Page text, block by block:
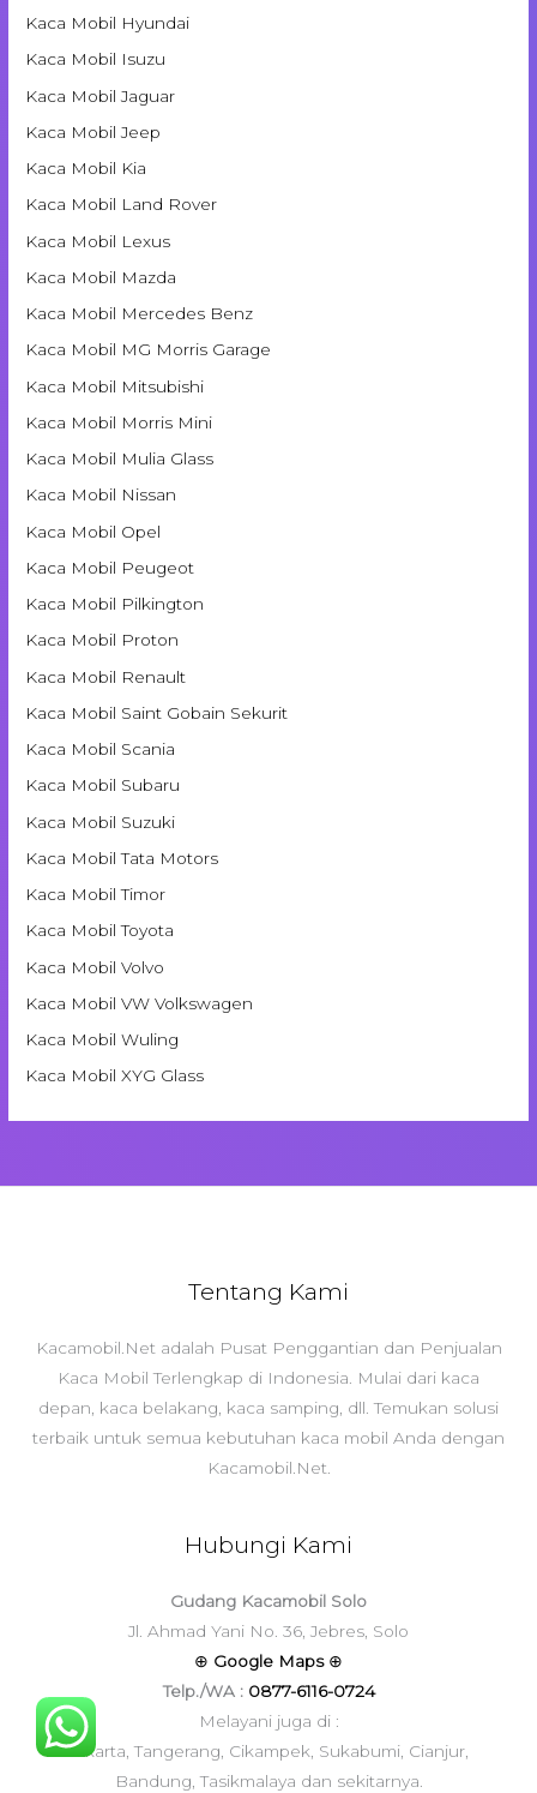
Kaca Mobil Hyundai
Kaca Mobil Isuzu
Kaca Mobil Jaguar
Kaca Mobil Jeep
Kaca Mobil Kia
Kaca Mobil Land Rover
Kaca Mobil Lexus
Kaca Mobil Mazda
Kaca Mobil Mercedes Benz
Kaca Mobil MG Morris Garage
Kaca Mobil Mitsubishi
Kaca Mobil Morris Mini
Kaca Mobil Mulia Glass
Kaca Mobil Nissan
Kaca Mobil Opel
Kaca Mobil Peugeot
Kaca Mobil Pilkington
Kaca Mobil Proton
Kaca Mobil Renault
Kaca Mobil Saint Gobain Sekurit
Kaca Mobil Scania
Kaca Mobil Subaru
Kaca Mobil Suzuki
Kaca Mobil Tata Motors
Kaca Mobil Timor
Kaca Mobil Toyota
Kaca Mobil Volvo
Kaca Mobil VW Volkswagen
Kaca Mobil Wuling
Kaca Mobil XYG Glass
Tentang Kami
Kacamobil.Net adalah Pusat Penggantian dan Penjualan
Kaca Mobil Terlengkap di Indonesia. Mulai dari kaca
depan, kaca belakang, kaca samping, dll. Temukan solusi
terbaik untuk semua kebutuhan kaca mobil Anda dengan
Kacamobil.Net.
Hubungi Kami
Gudang Kacamobil Solo
Jl. Ahmad Yani No. 36, Jebres, Solo
⊕ Google Maps ⊕
Telp./WA : 0877-6116-0724
Melayani juga di :
Jakarta, Tangerang, Cikampek, Sukabumi, Cianjur,
Bandung, Tasikmalaya dan sekitarnya.